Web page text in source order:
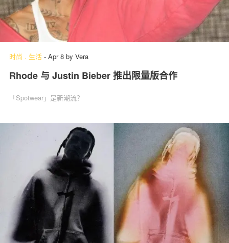
时尚 . 生活 - Apr 8 by Vera
Rhode 与 Justin Bieber 推出限量版合作
「Spotwear」‌是新潮流？